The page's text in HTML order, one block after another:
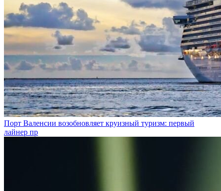
Порт Валенсии возобновляет круизный туризм: первый
лайнер пр